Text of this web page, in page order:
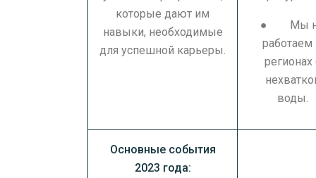
которые дают им
навыки, необходимые
для успешной карьеры.
● Мы
работаем
регионах
воды.
Основные события
2023 года: